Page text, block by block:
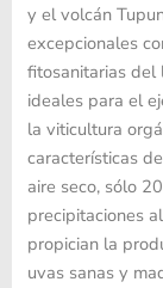
y el volcán
excepcionales
fitosanitarias del
ideales para el
la viticultura
características
aire seco, sólo
precipitaciones
propician la
uvas sanas y